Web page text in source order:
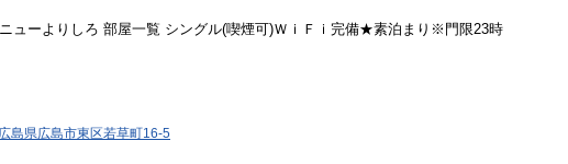
ューよりしろ 部屋一覧 シングル(喫煙可)ＷｉＦｉ完備★素泊まり※門限23時
島県広島市東区若草町16-5